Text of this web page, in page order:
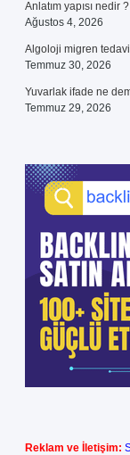
Anlatım yapısı nedir ?
Ağustos 4, 2026
Algoloji migren
Temmuz 30, 2026
Yuvarlak ifade ne
Temmuz 29, 2026
Reklam ve İletişim: